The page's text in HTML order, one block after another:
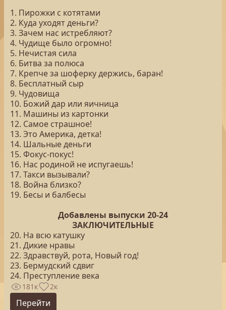
1. Пирожки с котятами
2. Куда уходят деньги?
3. Зачем нас истребляют?
4. Чудище было огромно!
5. Нечистая сила
6. Битва за полюса
7. Крепче за шоферку держись, баран!
8. Бесплатный сыр
9. Чудовища
10. Божий дар или яичница
11. Машины из картонки
12. Самое страшное!
13. Это Америка, детка!
14. Шальные деньги
15. Фокус-покус!
16. Нас родиной не испугаешь!
17. Такси вызывали?
18. Война близко?
19. Бесы и балбесы
Добавлены выпуски 20-24
ЗАКЛЮЧИТЕЛЬНЫЕ
20. На всю катушку
21. Дикие нравы
22. Здравствуй, рота, Новый год!
23. Бермудский сдвиг
24. Преступление века
181к 2к
Перейти